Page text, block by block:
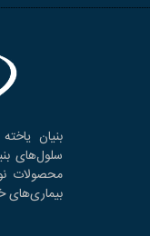
بنیان
سلول‌های
محصولات
بیماری‌های